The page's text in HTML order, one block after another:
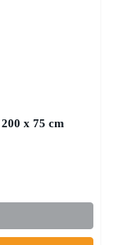
x 75 cm